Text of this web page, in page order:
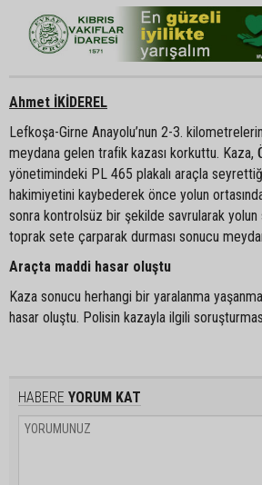
Ahmet İKİDEREL
Lefkoşa-Girne Anayolu’nun 2-3.
meydana gelen trafik kazası korkuttu. Kaza,
yönetimindeki PL 465 plakalı araçla
hakimiyetini kaybederek önce yolun
sonra kontrolsüz bir şekilde savrularak yolun
toprak sete çarparak durması sonucu
Araçta maddi hasar oluştu
Kaza sonucu herhangi bir yaralanma
hasar oluştu. Polisin kazayla ilgili
HABERE YORUM KAT